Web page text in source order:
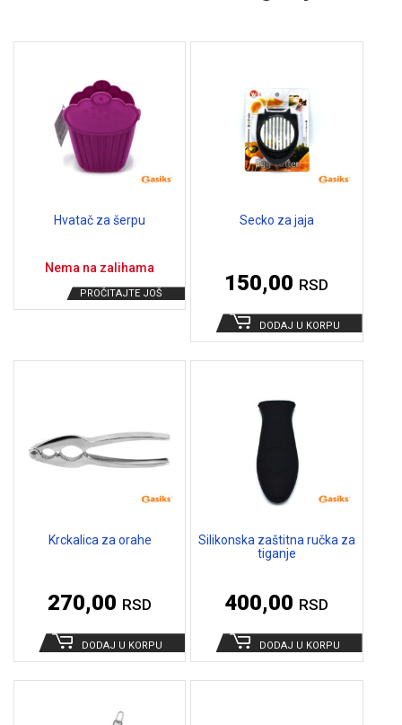
Hvatač za šerpu
Nema na zalihama
PROČITAJTE JOŠ
Secko za jaja
150,00 RSD
DODAJ U KORPU
Krckalica za orahe
270,00 RSD
DODAJ U KORPU
Silikonska zaštitna ručka za
tiganje
400,00 RSD
DODAJ U KORPU